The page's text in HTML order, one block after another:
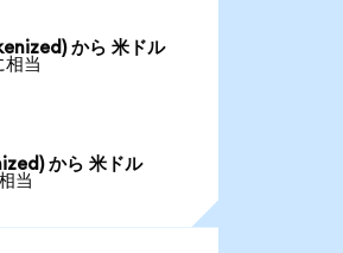
から 米ドル
相当
から 米ドル
当